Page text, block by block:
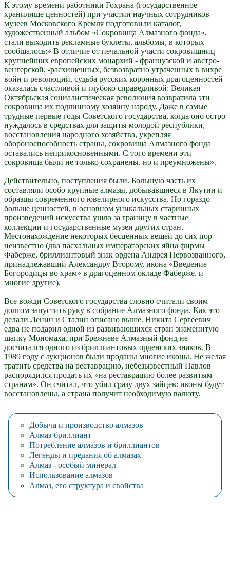
К этому времени работники Гохрана (государственное
хранилище ценностей) при участии научных сотрудников
музеев Московского Кремля подготовили каталог,
художественный альбом «Сокровища Алмазного фонда»,
стали выходить рекламные буклеты, альбомы, в которых
сообщалось:» В отличие от печальной участи сокровищниц
крупнейших европейских монархий - французской и австро-
венгерской, -расхищенных, безвозвратно утраченных в вихре
войн и революций, судьба русских коронных драгоценностей
оказалась счастливой и глубоко справедливой: Великая
Октябрьская социалистическая революция возвратила эти
сокровища их подлинному хозяину народу. Даже в самые
трудные первые годы Советского государства, когда оно остро
нуждалось в средствах для защиты молодой республики,
восстановления народного хозяйства, укрепляя
обороноспособность страны, сокровища Алмазного фонда
оставались неприкосновенными. С того времени эти
сокровища были не только сохранены, но и преумножены».
Действительно, поступления были. Большую часть их
составляли особо крупные алмазы, добывавшиеся в Якутии и
образцы современного ювелирного искусства. Но гораздо
больше ценностей, в основном уникальных старинных
произведений искусства ушло за границу в частные
коллекции и государственные музеи других стран.
Местонахождение некоторых бесценных вещей до сих пор
неизвестно (два пасхальных императорских яйца фирмы
Фаберже, бриллиантовый знак ордена Андрея Первозванного,
принадлежавший Александру Второму, икона «Введение
Богородицы во храм» в драгоценном окладе Фаберже, и
многие другие).
Все вожди Советского государства словно считали своим
долгом запустить руку в собрание Алмазного фонда. Как это
делали Ленин и Сталин описано выше. Никита Сергеевич
едва не подарил одной из развивающихся стран знаменитую
шапку Мономаха, при Брежневе Алмазный фонд не
досчитался одного из бриллиантовых орденских знаков. В
1989 году с аукционов были проданы многие иконы. Не желая
тратить средства на реставрацию, небезызвестный Павлов
распорядился продать их «на реставрацию более развитым
странам». Он считал, что убил сразу двух зайцев: иконы будут
восстановлены, а страна получит необходимую валюту.
Добыча и производство алмазов
Алмаз-бриллиант
Потребление алмазов и бриллиантов
Легенды и предания об алмазах
Алмаз - особый минерал
Использование алмазов
Алмаз, его структура и свойства